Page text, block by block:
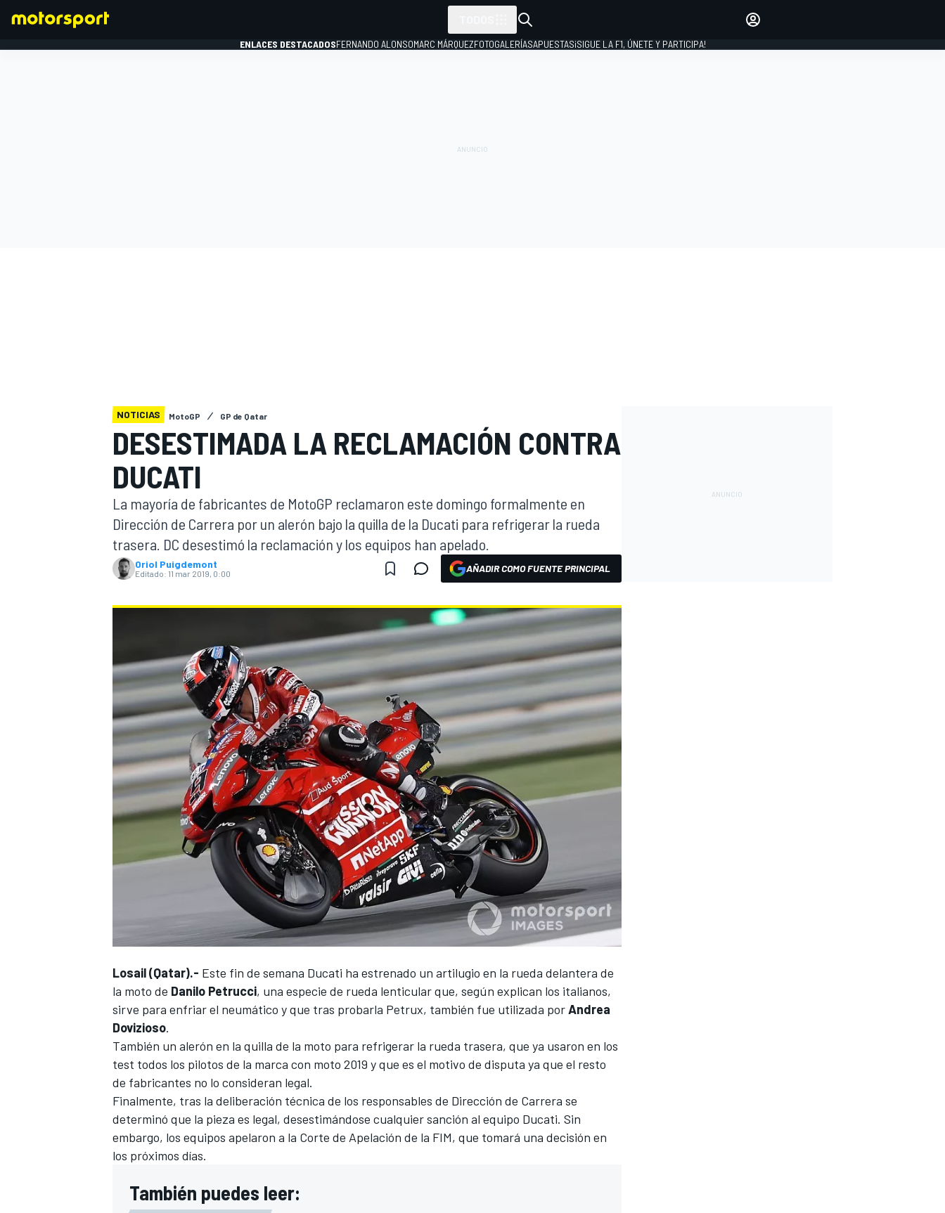
WEC
ENLACES DESTACADOSFERNANDO ALONSOMARC MÁRQUEZFOTOGALERÍASAPUESTAS¡SIGUE LA F1, ÚNETE Y PARTICIPA!
NOTICIAS MotoGP GP de Qatar
DESESTIMADA LA RECLAMACIÓN CONTRA
DUCATI
La mayoría de fabricantes de MotoGP reclamaron este domingo formalmente en
Dirección de Carrera por un alerón bajo la quilla de la Ducati para refrigerar la rueda
trasera. DC desestimó la reclamación y los equipos han apelado.
Oriol Puigdemont
Editado: 11 mar 2019, 0:00 AÑADIR COMO FUENTE PRINCIPAL
Losail (Qatar).- Este fin de semana Ducati ha estrenado un artilugio en la rueda delantera de
la moto de Danilo Petrucci, una especie de rueda lenticular que, según explican los italianos,
sirve para enfriar el neumático y que tras probarla Petrux, también fue utilizada porAndrea
Dovizioso.
También un alerón en la quilla de la moto para refrigerar la rueda trasera, que ya usaron en los
test todos los pilotos de la marca con moto 2019 y que es el motivo de disputa ya que el resto
de fabricantes no lo consideran legal.
Finalmente, tras la deliberación técnica de los responsables de Dirección de Carrera se
determinó que la pieza es legal, desestimándose cualquier sanción al equipo Ducati. Sin
embargo, los equipos apelaron a la Corte de Apelación de la FIM, que tomará una decisión en
los próximos días.
También puedes leer: